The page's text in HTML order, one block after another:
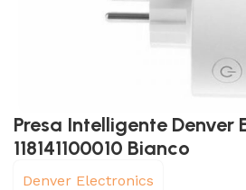
Presa Intelligente Denver
118141100010 Bianco
Denver Electronics